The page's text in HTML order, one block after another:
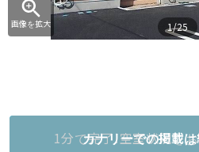
画像を拡大 1/25
1分で完了!空室状況を
カナリーでの掲載